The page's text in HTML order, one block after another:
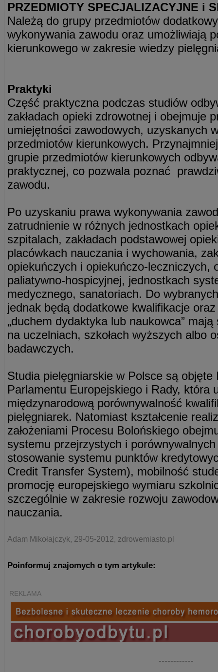
PRZEDMIOTY SPECJALIZACYJNE i
Należą do grupy przedmiotów
wykonywania zawodu oraz umożliwiają
kierunkowego w zakresie wiedzy
Praktyki
Część praktyczna podczas studiów
zakładach opieki zdrowotnej i obejmuje
umiejętności zawodowych, uzyskanych
przedmiotów kierunkowych.
grupie przedmiotów kierunkowych
praktycznej, co pozwala poznać
zawodu.
Po uzyskaniu prawa wykonywania
zatrudnienie w różnych jednostkach
szpitalach, zakładach podstawowej
placówkach nauczania i wychowania,
opiekuńczych i opiekuńczo-leczniczych,
paliatywno-hospicyjnej, jednostkach
medycznego, sanatoriach. Do
jednak będą dodatkowe kwalifikacje
„duchem dydaktyka lub naukowca”
na uczelniach, szkołach wyższych albo
badawczych.
Studia pielęgniarskie w Polsce są
Parlamentu Europejskiego i Rady, która
międzynarodową porównywalność
pielęgniarek. Natomiast kształcenie
założeniami Procesu Bolońskiego
systemu przejrzystych i
stosowanie systemu punktów
Credit Transfer System), mobilność
promocję europejskiego wymiaru
szczególnie w zakresie rozwoju
nauczania.
Adam Mikołajczyk, 29-05-2012, zdrowemiasto.pl
Poinformuj znajomych o tym artykule:
REKLAMA
------------